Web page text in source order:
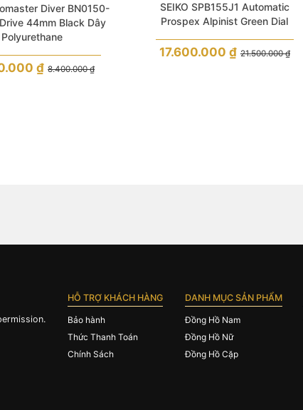
Diver BN0150-
44mm Black Dây
Polyurethane
8.400.000₫
₫
SEIKO SPB155J1 Automatic
Prospex Alpinist Green Dial
For Men21.500.000₫
17.600.000 ₫
HỖ TRỢ KHÁCH HÀNG
Bảo hành
Thức Thanh Toán
Chính Sách
DANH MỤC SẢN PHẨM
Đồng Hồ Nam
Đồng Hồ Nữ
Đồng Hồ Cặp